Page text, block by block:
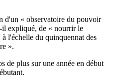
d'un « observatoire du pouvoir
il expliqué, de « nourrir le
l'échelle du quinquennat des
».
de plus sur une année en début